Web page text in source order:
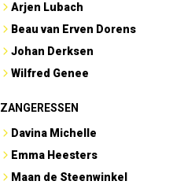
Arjen Lubach
Beau van Erven Dorens
Johan Derksen
Wilfred Genee
ZANGERESSEN
Davina Michelle
Emma Heesters
Maan de Steenwinkel